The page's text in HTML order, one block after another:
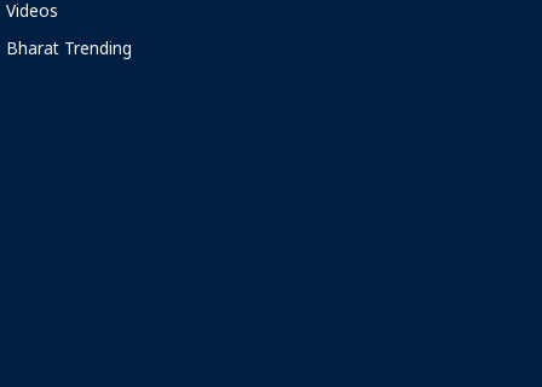
Videos
Bharat Trending